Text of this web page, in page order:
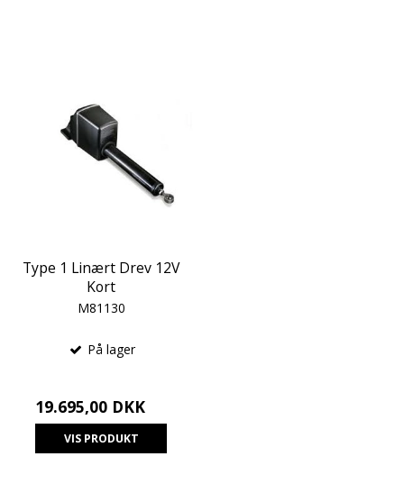
Type 1 Linært Drev 12V
Kort
M81130
På lager
19.695,00 DKK
VIS PRODUKT